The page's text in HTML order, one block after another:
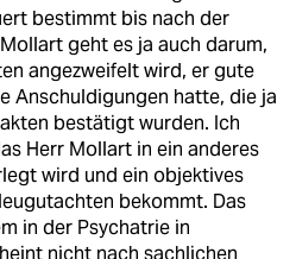
bestimmt bis nach der
geht es ja auch darum,
angezweifelt wird, er gute
Anschuldigungen hatte, die ja
bestätigt wurden. Ich
Herr Mollart in ein anderes
wird und ein objektives
bekommt. Das
in der Psychatrie in